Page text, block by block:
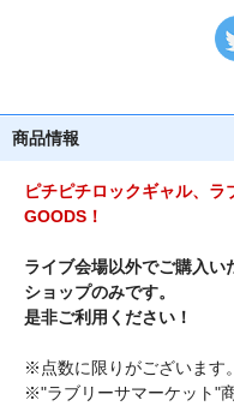
商品情報
ピチピチロックギャル、
GOODS！
ライブ会場以外でご購入い
ショップのみです。
是非ご利用ください！
※点数に限りがございます。
※"ラブリーサマーケット"